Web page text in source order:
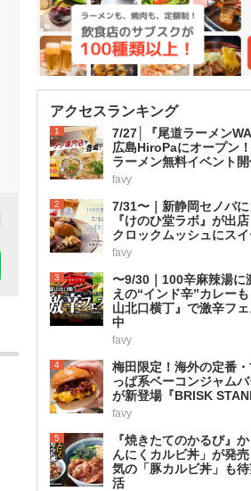
アクセスランキング
1
7/27│『尾道ラーメン
広島HiroPaにオープン
ラーメン無料イベント
favy
2
7/31〜｜新静岡セノバ
『けのひ堂ラボ』が出
クロックムッシュにス
favy
3
〜9/30｜100辛麻辣湯に
えの“インド辛”カレー
山北口横丁』で激辛フ
中
favy
4
梅田限定！海外の定番・
っぱ系ベーコンジャム
が新登場『BRISK
favy
5
『焼きたてのかるび』
んにくカルビ丼」が発
気の「豚カルビ丼」も
活